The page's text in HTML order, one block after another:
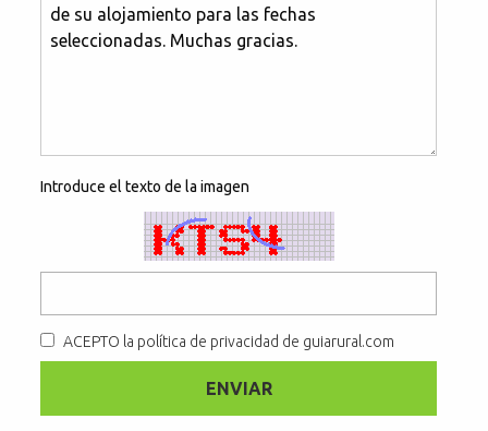
Introduce el texto de la imagen
ACEPTO la política de privacidad de guiarural.com